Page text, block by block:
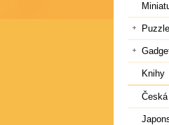
Puzzle
Knihy